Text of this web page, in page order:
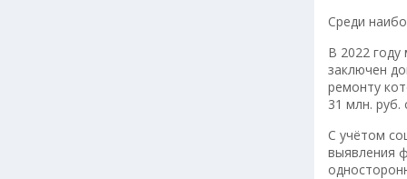
Среди
В 2022
заключен
ремонту
31 млн. руб.
С учётом
выявления